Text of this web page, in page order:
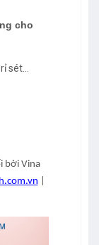
cho
sét…
bởi Vina